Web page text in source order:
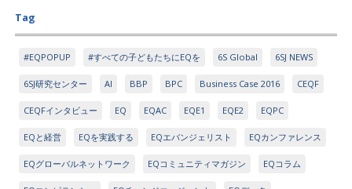
Tag
#EQPOPUP #すべての子どもたちにEQを 6S Global 6SJ NEWS
6SJ研究センター AI BBP BPC Business Case 2016 CEQF
CEQFインタビュー EQ EQAC EQE1 EQE2 EQPC
EQと経営 EQを実践する EQエバンジェリスト EQカンファレンス
EQグローバルネットワーク EQコミュニティマガジン EQコラム